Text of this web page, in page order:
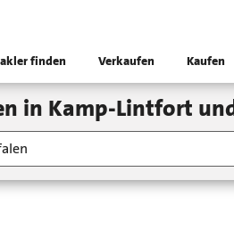
finden Verkaufen Kaufen
in Kamp-Lintfort